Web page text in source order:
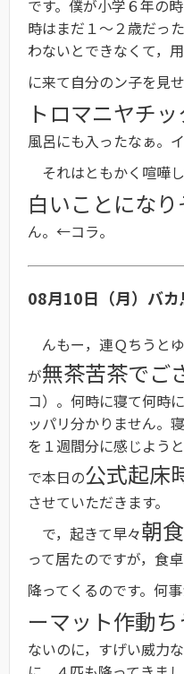
です。僕が小学６年の
時はまだ１〜２歳だっ
わないとできなくて，
に来て自分のン子を見
トロマニヤチッ
風呂にも入ったなぁ。イ
それはともかく喧嘩し
白いことにな
ん。←コラ。
08月10日（月）バカ
んもー，連Ｑちうと
が無茶苦茶でご
コ）。何時に寝て何時
ッパリ分かりません。
を１週間分に感じよう
で本日の公式起床
させていただきます。
で，起きて早々朝
って居たのですが，食
降ってくるのです。何
ーマット作動ち
ないのに，すげい威力